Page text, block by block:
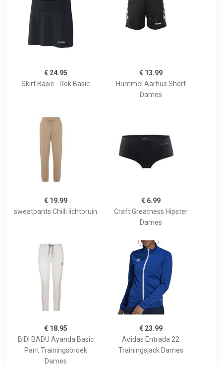
€ 24.95
Skirt Basic - Rok Basic
€ 13.99
Hummel Aarhus Short
Dames
€ 19.99
sweatpants Chilli lichtbruin
€ 6.99
Craft Greatness Hipster
Dames
€ 18.95
BIDI BADU Ayanda Basic
Pant Trainingsbroek
Dames
€ 23.99
Adidas Entrada 22
Trainingsjack Dames